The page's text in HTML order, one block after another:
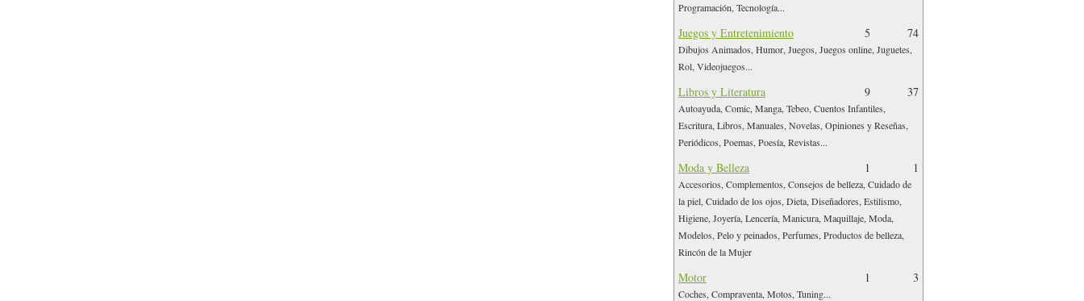
Programación, Tecnología...
Juegos y Entretenimiento 5 74
Dibujos Animados, Humor, Juegos, Juegos online, Juguetes,
Rol, Videojuegos...
Libros y Literatura 9 37
Autoayuda, Comic, Manga, Tebeo, Cuentos Infantiles,
Escritura, Libros, Manuales, Novelas, Opiniones y Reseñas,
Periódicos, Poemas, Poesía, Revistas...
Moda y Belleza 1 1
Accesorios, Complementos, Consejos de belleza, Cuidado de
la piel, Cuidado de los ojos, Dieta, Diseñadores, Estilismo,
Higiene, Joyería, Lencería, Manicura, Maquillaje, Moda,
Modelos, Pelo y peinados, Perfumes, Productos de belleza,
Rincón de la Mujer
Motor 1 3
Coches, Compraventa, Motos, Tuning...